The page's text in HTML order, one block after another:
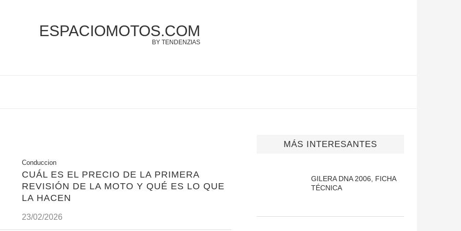
ESPACIOMOTOS.COM
BY TENDENZIAS
Conduccion
CUÁL ES EL PRECIO DE LA PRIMERA
REVISIÓN DE LA MOTO Y QUÉ ES LO QUE
LA HACEN
23/02/2026
MÁS INTERESANTES
GILERA DNA 2006, FICHA
TÉCNICA